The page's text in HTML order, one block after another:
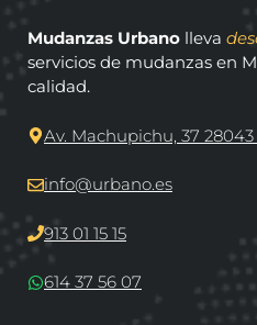
Mudanzas Urbano lleva
servicios de mudanzas en
calidad.
Av. Machupichu, 37
info@urbano.es
913 01 15 15
614 37 56 07